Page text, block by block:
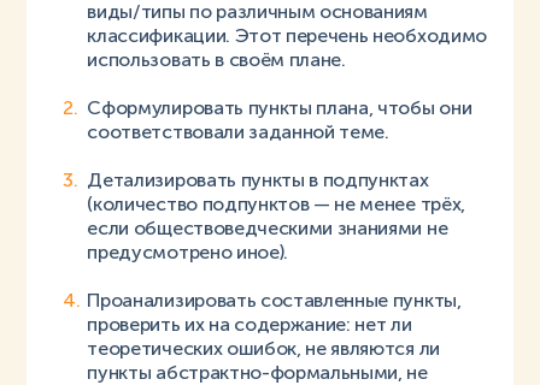
виды/типы по различным основаниям
классификации. Этот перечень необходимо
использовать в своём плане.
Сформулировать пункты плана, чтобы они
соответствовали заданной теме.
Детализировать пункты в подпунктах
(количество подпунктов — не менее трёх,
если обществоведческими знаниями не
предусмотрено иное).
Проанализировать составленные пункты,
проверить их на содержание: нет ли
теоретических ошибок, не являются ли
пункты абстрактно-формальными, не